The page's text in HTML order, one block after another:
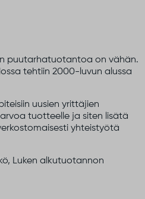
puutarhatuotantoa on vähän.
tehtiin 2000-luvun alussa
uusien yrittäjien
tuotteelle ja siten lisätä
yhteistyötä
Luken alkutuotannon